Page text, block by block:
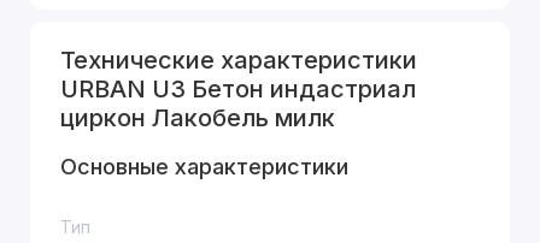
Технические характеристики
URBAN U3 Бетон индастриал
циркон Лакобель милк
Основные характеристики
Тип